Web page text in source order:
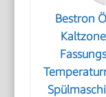
Bestron